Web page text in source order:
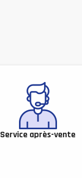
Service après-vente